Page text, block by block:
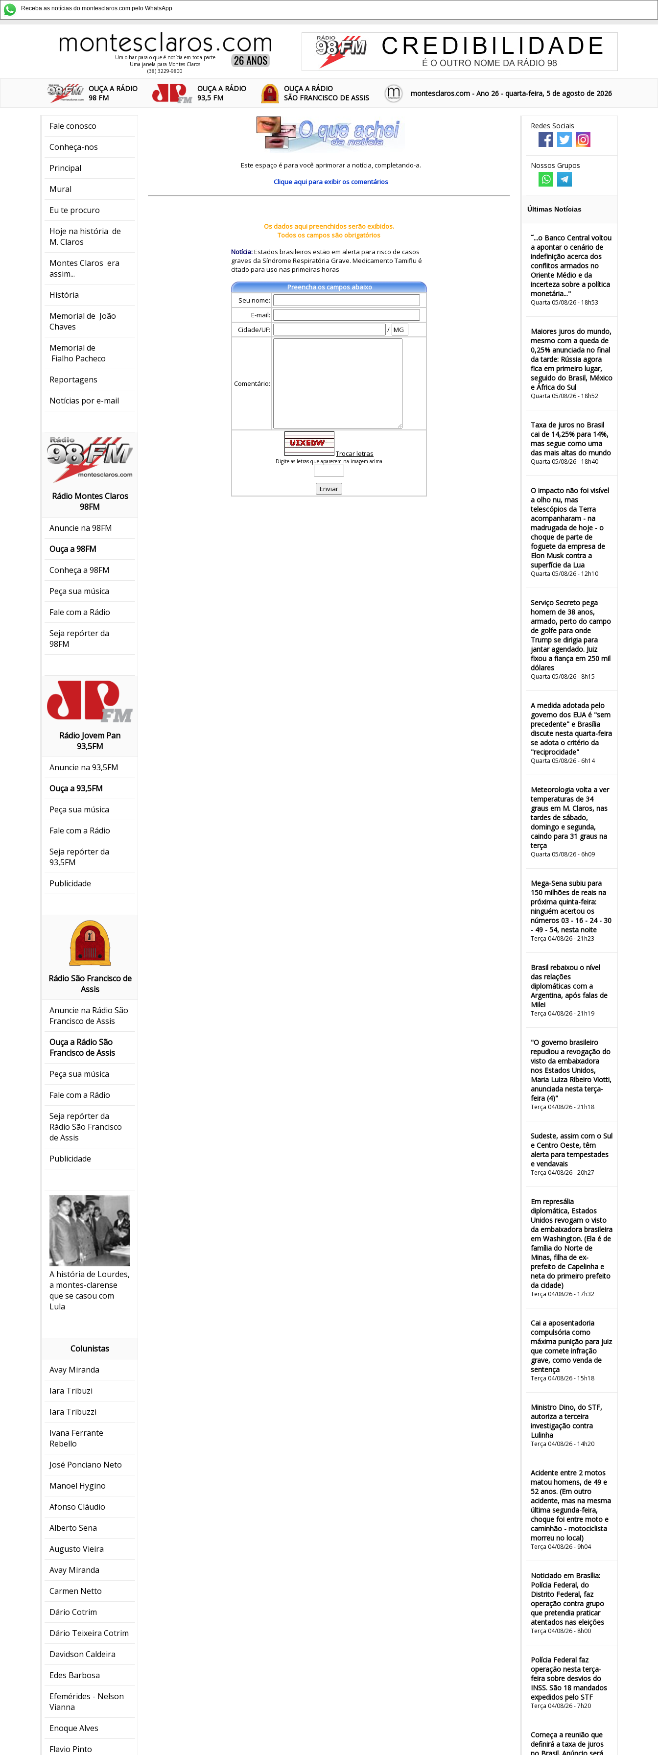
Receba as notícias do montesclaros.com pelo WhatsApp
Um olhar para o que é notícia em toda parte
Uma janela para Montes Claros
(38) 3229-9800
OUÇA A RÁDIO
98 FM
OUÇA A RÁDIO
93,5 FM
OUÇA A RÁDIO
SÃO FRANCISCO DE ASSIS
montesclaros.com - Ano 26 - quarta-feira, 5 de agosto de 2026
Fale conosco
Conheça-nos
Principal
Mural
Eu te procuro
Hoje na história de
M. Claros
Montes Claros era
assim...
História
Memorial de João
Chaves
Memorial de
Fialho Pacheco
Reportagens
Notícias por e-mail
Rádio Montes Claros
98FM
Anuncie na 98FM
Ouça a 98FM
Conheça a 98FM
Peça sua música
Fale com a Rádio
Seja repórter da
98FM
Rádio Jovem Pan
93,5FM
Anuncie na 93,5FM
Ouça a 93,5FM
Peça sua música
Fale com a Rádio
Seja repórter da
93,5FM
Publicidade
Rádio São Francisco de
Assis
Anuncie na Rádio São
Francisco de Assis
Ouça a Rádio São
Francisco de Assis
Peça sua música
Fale com a Rádio
Seja repórter da
Rádio São Francisco
de Assis
Publicidade
A história de Lourdes,
a montes-clarense
que se casou com
Lula
Colunistas
Avay Miranda
Iara Tribuzi
Iara Tribuzzi
Ivana Ferrante
Rebello
José Ponciano Neto
Manoel Hygino
Afonso Cláudio
Alberto Sena
Augusto Vieira
Avay Miranda
Carmen Netto
Dário Cotrim
Dário Teixeira Cotrim
Davidson Caldeira
Edes Barbosa
Efemérides - Nelson
Vianna
Enoque Alves
Flavio Pinto
Redes Sociais
Nossos Grupos
Últimas Notícias
˜...o Banco Central voltou
a apontar o cenário de
indefinição acerca dos
conflitos armados no
Oriente Médio e da
incerteza sobre a política
monetária..."
Quarta 05/08/26 - 18h53
Maiores juros do mundo,
mesmo com a queda de
0,25% anunciada no final
da tarde: Rússia agora
fica em primeiro lugar,
seguido do Brasil, México
e África do Sul
Quarta 05/08/26 - 18h52
Taxa de juros no Brasil
cai de 14,25% para 14%,
mas segue como uma
das mais altas do mundo
Quarta 05/08/26 - 18h40
O impacto não foi visível
a olho nu, mas
telescópios da Terra
acompanharam - na
madrugada de hoje - o
choque de parte de
foguete da empresa de
Elon Musk contra a
superfície da Lua
Quarta 05/08/26 - 12h10
Serviço Secreto pega
homem de 38 anos,
armado, perto do campo
de golfe para onde
Trump se dirigia para
jantar agendado. Juiz
fixou a fiança em 250 mil
dólares
Quarta 05/08/26 - 8h15
A medida adotada pelo
governo dos EUA é "sem
precedente" e Brasília
discute nesta quarta-feira
se adota o critério da
"reciprocidade"
Quarta 05/08/26 - 6h14
Meteorologia volta a ver
temperaturas de 34
graus em M. Claros, nas
tardes de sábado,
domingo e segunda,
caindo para 31 graus na
terça
Quarta 05/08/26 - 6h09
Mega-Sena subiu para
150 milhões de reais na
próxima quinta-feira:
ninguém acertou os
números 03 - 16 - 24 - 30
- 49 - 54, nesta noite
Terça 04/08/26 - 21h23
Brasil rebaixou o nível
das relações
diplomáticas com a
Argentina, após falas de
Milei
Terça 04/08/26 - 21h19
"O governo brasileiro
repudiou a revogação do
visto da embaixadora
nos Estados Unidos,
Maria Luiza Ribeiro Viotti,
anunciada nesta terça-
feira (4)"
Terça 04/08/26 - 21h18
Sudeste, assim com o Sul
e Centro Oeste, têm
alerta para tempestades
e vendavais
Terça 04/08/26 - 20h27
Em represália
diplomática, Estados
Unidos revogam o visto
da embaixadora brasileira
em Washington. (Ela é de
família do Norte de
Minas, filha de ex-
prefeito de Capelinha e
neta do primeiro prefeito
da cidade)
Terça 04/08/26 - 17h32
Cai a aposentadoria
compulsória como
máxima punição para juiz
que comete infração
grave, como venda de
sentença
Terça 04/08/26 - 15h18
Ministro Dino, do STF,
autoriza a terceira
investigação contra
Lulinha
Terça 04/08/26 - 14h20
Acidente entre 2 motos
matou homens, de 49 e
52 anos. (Em outro
acidente, mas na mesma
última segunda-feira,
choque foi entre moto e
caminhão - motociclista
morreu no local)
Terça 04/08/26 - 9h04
Noticiado em Brasília:
Polícia Federal, do
Distrito Federal, faz
operação contra grupo
que pretendia praticar
atentados nas eleições
Terça 04/08/26 - 8h00
Polícia Federal faz
operação nesta terça-
feira sobre desvios do
INSS. São 18 mandados
expedidos pelo STF
Terça 04/08/26 - 7h20
Começa a reunião que
definirá a taxa de juros
Este espaço é para você aprimorar a notícia, completando-a.
Clique aquipara exibir os comentários
Os dados aqui preenchidos serão exibidos.
Todos os campos são obrigatórios
Notícia:Estados brasileiros estão em alerta para risco de casos
graves da Síndrome Respiratória Grave. Medicamento Tamiflu é
citado para uso nas primeiras horas
Preencha os campos abaixo
Seu nome:
E-mail:
Cidade/UF:
/
Comentário:
Trocar letras
Digite as letras que aparecem na imagem acima